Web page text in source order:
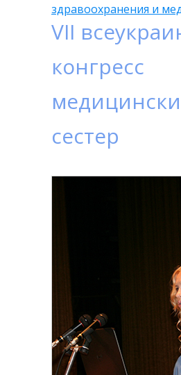
здравоохранения и
VII
конгресс
сестер